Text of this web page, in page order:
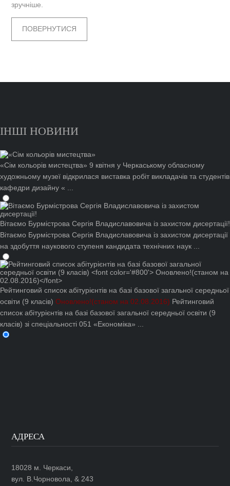
зручніше.
ПОВЕРНУТИСЯ
ІНШІ НОВИНИ
«Сім кольорів мистецтва» 9 квітня у Черкаському обласному
художньому музеї відкрилася виставка робіт викладачів та студентів
кафедри дизайну « ...
Вітаємо Бурмістрова Сергія Владиславовича із захистом дисертації!
Вітаємо Бурмістрова Сергія Владиславовича із захистом дисертації
на здобуття наукового ступеня кандидата технічних наук ...
Рейтинговий список абітурієнтів на базі базової загальної середньої
освіти (9 класів) Оновлено!(станом на 02.08.2016) Рейтинговий
список абітурієнтів на базі базової загальної середньої освіти (9
класів) зі спеціальності 051 «Економіка» ...
АДРЕСА
18028 м. Черкаси,
вул. В.Чорновола, & 243